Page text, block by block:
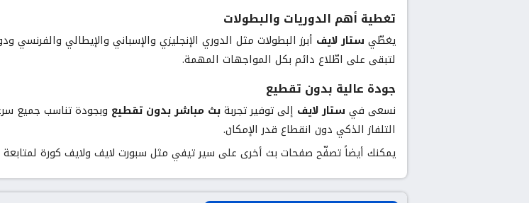
تغطية أهم الدوريات والبطولات
يغطّي ستار لايف أبرز البطولات مثل الدوري الإنجليزي والإسباني والإيطالي والفرنسي
لتبقى على اطّلاع دائم بكل المواجهات المهمة.
جودة عالية بدون تقطيع
نسعى في ستار لايف إلى توفير تجربةبث مباشر بدون تقطيع وبجودة تناسب جميع
التلفاز الذكي دون انقطاع قدر الإمكان.
يمكنك أيضاً تصفّح صفحات بث أخرى على سير تيفي مثل سبورت لايف ولايف كورة